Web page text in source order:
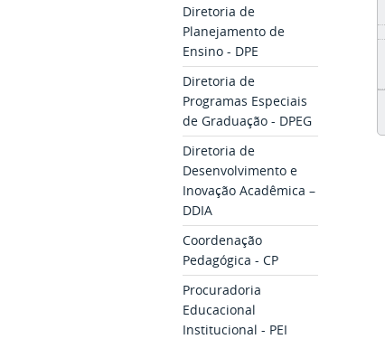
Diretoria de
Planejamento de
Ensino - DPE
Diretoria de
Programas Especiais
de Graduação - DPEG
Diretoria de
Desenvolvimento e
Inovação Acadêmica –
DDIA
Coordenação
Pedagógica - CP
Procuradoria
Educacional
Institucional - PEI